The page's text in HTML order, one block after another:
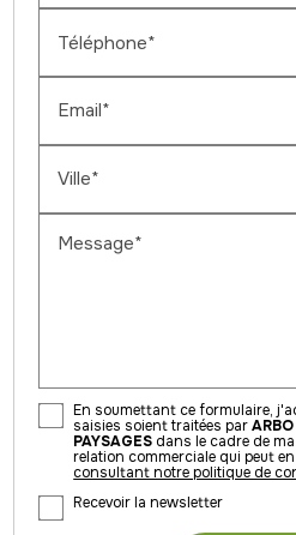
Téléphone*
Email*
Ville*
Message*
En soumettant ce formulaire,
saisies soient traitées par
PAYSAGES dans le cadre de
relation commerciale qui peut
consultant notre politique de
Recevoir la newsletter